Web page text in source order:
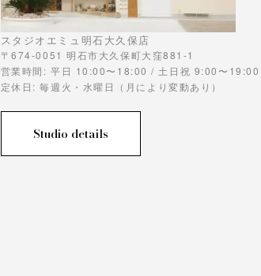
スタジオエミュ明石大久保店
〒674-0051 明石市大久保町大窪881-1
営業時間: 平日 10:00〜18:00 / 土日祝 9:00〜19:00
定休日: 毎週火・水曜日（月により変動あり）
Studio details